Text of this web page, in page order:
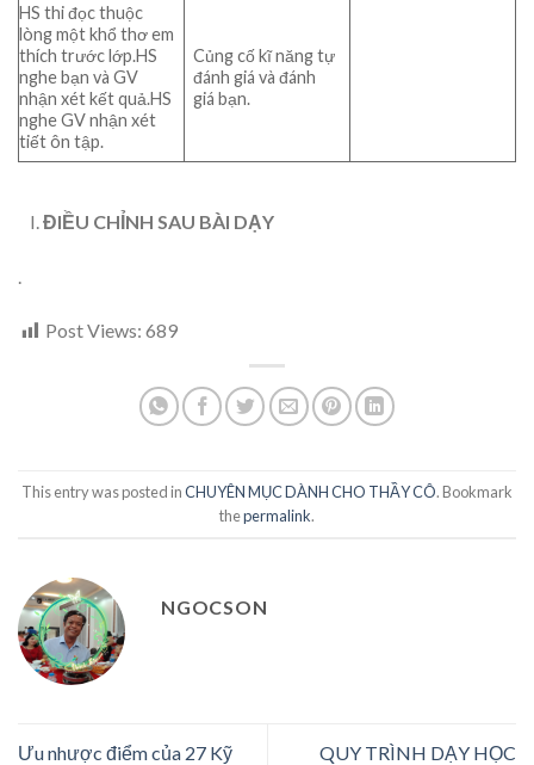
HS thi đọc thuộc
lòng một khổ thơ em
thích trước lớp.HS
nghe bạn và GV
nhận xét kết quả.HS
nghe GV nhận xét
tiết ôn tập.
Củng cố kĩ năng tự
đánh giá và đánh
giá bạn.
ĐIỀU CHỈNH SAU BÀI DẠY
Post Views: 689
This entry was posted inCHUYÊN MỤC DÀNH CHO THẦY CÔ. Bookmark
thepermalink.
NGOCSON
Ưu nhược điểm của 27 Kỹ
QUY TRÌNH DẠY HỌC